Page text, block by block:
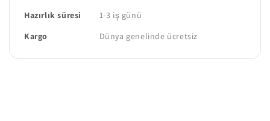
Hazırlık süresi
1-3 iş günü
Kargo
Dünya genelinde ücretsiz